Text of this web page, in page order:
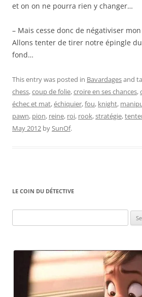
et on on ne pourra rien y changer…
– Mais cesse donc de négativiser
Allons tenter de tirer notre épingle
fond…
This entry was posted in Bavardagesand
chess,coup de folie,croire en ses chances,
échec et mat,échiquier,fou, knight,
pawn, pion, reine, roi, rook,stratégie,
May 2012 bySunOf.
LE COIN DU DÉTECTIVE
for: